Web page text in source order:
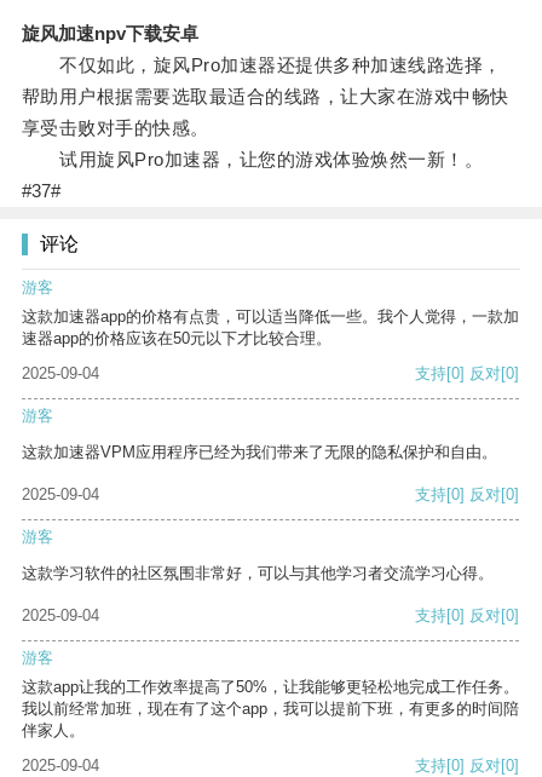
旋风加速npv下载安卓
不仅如此，旋风Pro加速器还提供多种加速线路选择，
帮助用户根据需要选取最适合的线路，让大家在游戏中畅快
享受击败对手的快感。
试用旋风Pro加速器，让您的游戏体验焕然一新！。
#37#
评论
游客
这款加速器app的价格有点贵，可以适当降低一些。我个人觉得，一款加
速器app的价格应该在50元以下才比较合理。
2025-09-04
支持[0] 反对[0]
游客
这款加速器VPM应用程序已经为我们带来了无限的隐私保护和自由。
2025-09-04 支持[0] 反对[0]
游客
这款学习软件的社区氛围非常好，可以与其他学习者交流学习心得。
2025-09-04 支持[0] 反对[0]
游客
这款app让我的工作效率提高了50%，让我能够更轻松地完成工作任务。
我以前经常加班，现在有了这个app，我可以提前下班，有更多的时间陪
伴家人。
2025-09-04
支持[0] 反对[0]